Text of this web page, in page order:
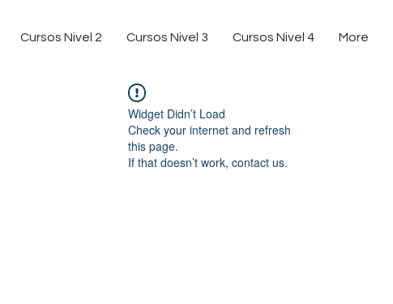
Cursos Nivel 2 Cursos Nivel 3 Cursos Nivel 4 More
Widget Didn’t Load
Check your internet and refresh
this page.
If that doesn’t work, contact us.